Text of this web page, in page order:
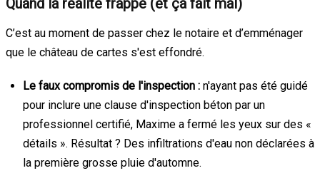
Quand la réalité frappe (et ça fait mal)
C’est au moment de passer chez le notaire et d’emménager
que le château de cartes s'est effondré.
Le faux compromis de l'inspection : n'ayant pas été guidé
pour inclure une clause d'inspection béton par un
professionnel certifié, Maxime a fermé les yeux sur des «
détails ». Résultat ? Des infiltrations d'eau non déclarées à
la première grosse pluie d'automne.